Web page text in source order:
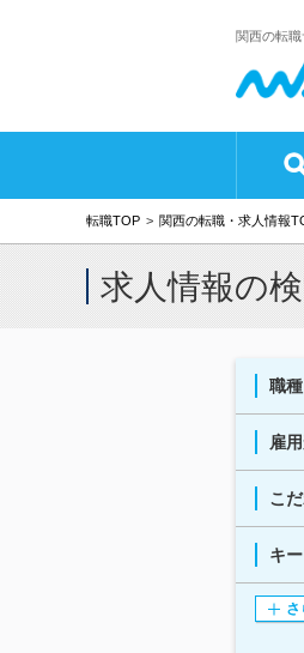
関西の転
転職TOP 関西の転職・求人情報
求人情報の
職種
雇
こ
キ
さ